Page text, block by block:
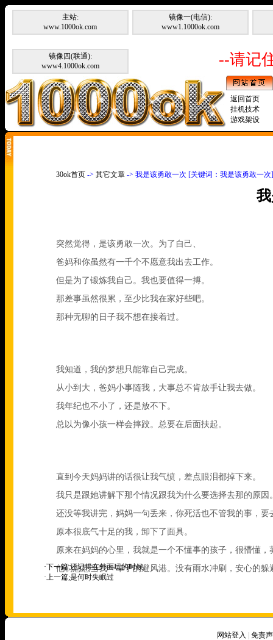
主站:
www.1000ok.com
镜像一(电信):
www1.1000ok.com
镜像四(联通):
www4.1000ok.com
--请记
返回首页
挂机技术
游戏架设
30ok首页 -> 其它文章 -> 我是该勇敢一次 [关键词：我是该勇敢一次]
突然觉得，是该勇敢一次。为了自己、
爸妈和你虽然有一千个不愿意我出去工作。
但是为了锻炼我自己。我也要值得一搏。
那差事虽然很累，至少比我在家好些吧。
那种无聊的日子我不想在接着过。
我知道，我的梦想只能靠自己完成。
从小到大，爸妈小事随我，大事总不肯放手让我去做。
我年纪也不小了，还是放不下。
总以为像小孩一样会摔跤。总要在后面扶起。
直到今天妈妈讲的话很让我气愤，差点眼泪都掉下来。
我只是跟她讲解下那个情况跟我为什么要选择去那的原因
还没等我讲完，妈妈一句丢来，你死活也不管我的事，要
原本很底气十足的我，卸下了面具。
原来在妈妈的心里，我就是一个不懂事的孩子，很懵懂，
他们总想当我一辈子的避风港。没有雨水冲刷，安心的躲
·下一篇;还记得在外面玩的时候
·上一篇;是何时失眠过
网站登入
免责